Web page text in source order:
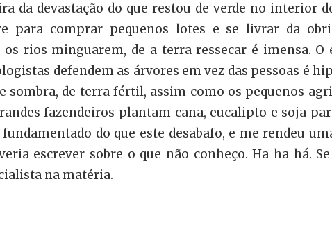
da devastação do que restou de verde no interior
para comprar pequenos lotes e se livrar da
os rios minguarem, de a terra ressecar é imensa.
defendem as árvores em vez das pessoas é
sombra, de terra fértil, assim como os pequenos
fazendeiros plantam cana, eucalipto e soja
do que este desabafo, e me rendeu
escrever sobre o que não conheço. Ha ha há.
na matéria.